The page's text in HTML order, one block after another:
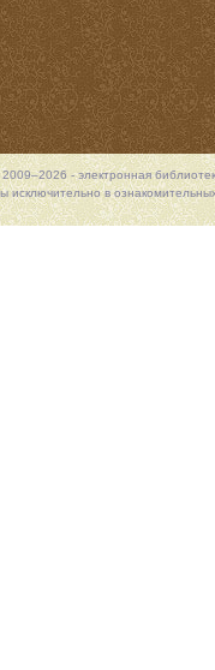
- электронная
исключительно в